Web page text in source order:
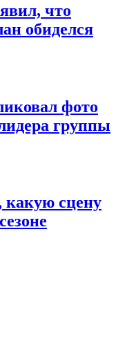
что
обиделся
фото
группы
какую сцену